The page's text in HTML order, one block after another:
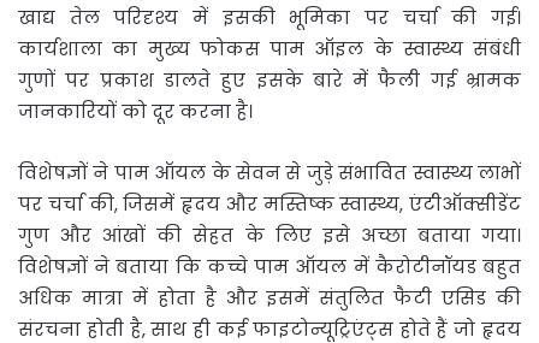
खाद्य तेल परिदृश्य में इसकी भूमिका पर चर्चा की गई।
कार्यशाला का मुख्य फोकस पाम ऑइल के स्वास्थ्य संबंधी
गुणों पर प्रकाश डालते हुए इसके बारे में फैली गई भ्रामक
जानकारियों को दूर करना है।
विशेषज्ञों ने पाम ऑयल के सेवन से जुड़े संभावित स्वास्थ्य लाभों
पर चर्चा की, जिसमें हृदय और मस्तिष्क स्वास्थ्य, एंटीऑक्सीडेंट
गुण और आंखों की सेहत के लिए इसे अच्छा बताया गया।
विशेषज्ञों ने बताया कि कच्चे पाम ऑयल में कैरोटीनॉयड बहुत
अधिक मात्रा में होता है और इसमें संतुलित फैटी एसिड की
संरचना होती है, साथ ही कई फाइटोन्यूट्रिएंट्स होते हैं जो हृदय